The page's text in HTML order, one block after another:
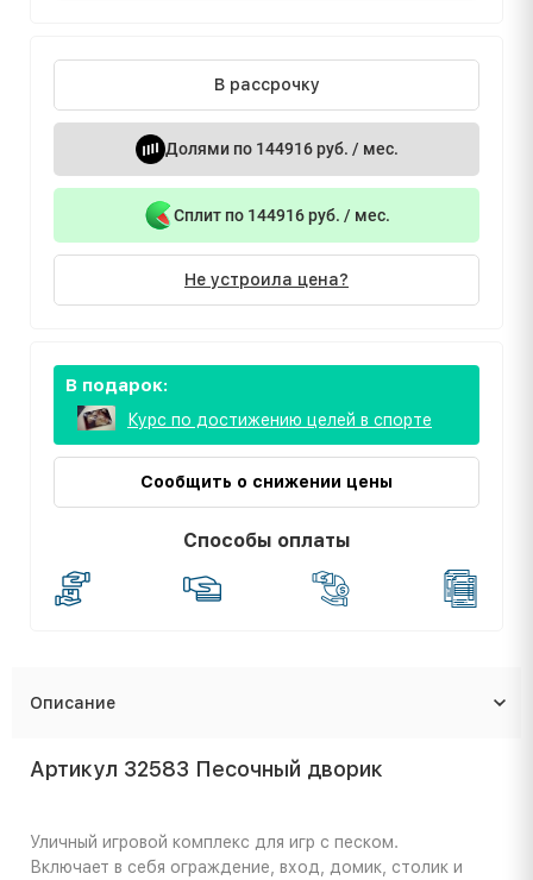
В рассрочку
Долями по 144916 руб. / мес.
Сплит по 144916 руб. / мес.
Не устроила цена?
В подарок:
Курс по достижению целей в спорте
Сообщить о снижении цены
Способы оплаты
Описание
Артикул 32583 Песочный дворик
Уличный игровой комплекс для игр с песком.
Включает в себя ограждение, вход, домик, столик и